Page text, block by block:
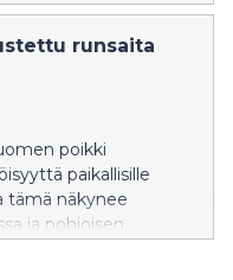
Uudellemaalle,
ja Etelä-Karjalaan
kalatalouden
runsaita
poikki
paikallisille
tämä näkynee
ja pohjoisen